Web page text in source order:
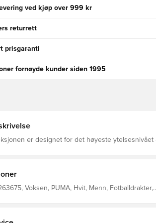
ved kjøp over 999 kr
returrett
prisgaranti
fornøyde kunder siden 1995
er designet for det høyeste ytelsesnivået
- Kombinert med FINALs skreddersydde
trim, møter trøyen behovene til de aller beste
idrettsutøverne Laget av 100% polyester.
Voksen, PUMA, Hvit, Menn, Fotballdrakter,